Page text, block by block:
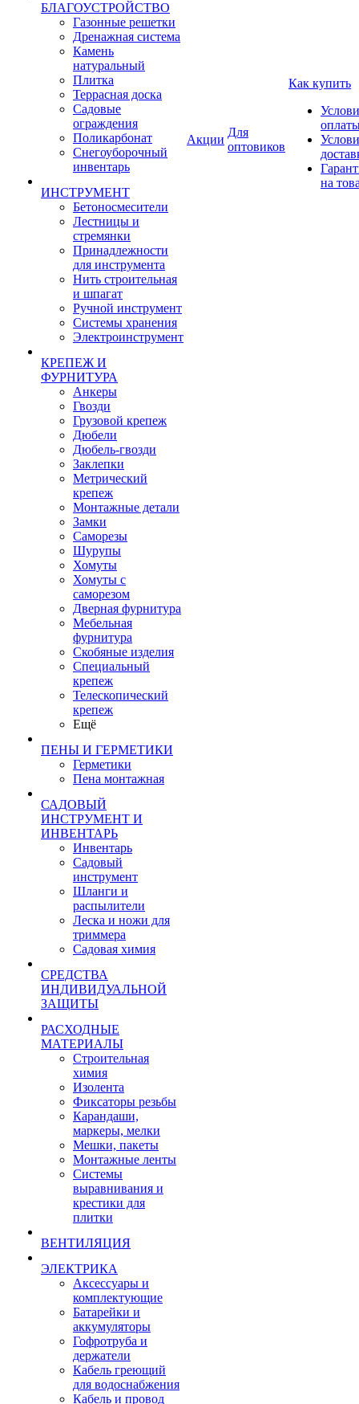
БЛАГОУСТРОЙСТВО
Газонные решетки
Дренажная система
Камень
натуральный
Плитка
Террасная доска
Садовые
ограждения
Поликарбонат
Снегоуборочный
инвентарь
ИНСТРУМЕНТ
Бетоносмесители
Лестницы и
стремянки
Принадлежности
для инструмента
Нить строительная
и шпагат
Ручной инструмент
Системы хранения
Электроинструмент
КРЕПЕЖ И
ФУРНИТУРА
Анкеры
Гвозди
Грузовой крепеж
Дюбели
Дюбель-гвозди
Заклепки
Метрический
крепеж
Монтажные детали
Замки
Саморезы
Шурупы
Хомуты
Хомуты с
саморезом
Дверная фурнитура
Мебельная
фурнитура
Скобяные изделия
Специальный
крепеж
Телескопический
крепеж
Ещё
ПЕНЫ И ГЕРМЕТИКИ
Герметики
Пена монтажная
САДОВЫЙ
ИНСТРУМЕНТ И
ИНВЕНТАРЬ
Инвентарь
Садовый
инструмент
Шланги и
распылители
Леска и ножи для
триммера
Садовая химия
СРЕДСТВА
ИНДИВИДУАЛЬНОЙ
ЗАЩИТЫ
РАСХОДНЫЕ
МАТЕРИАЛЫ
Строительная
химия
Изолента
Фиксаторы резьбы
Карандаши,
маркеры, мелки
Мешки, пакеты
Монтажные ленты
Системы
выравнивания и
крестики для
плитки
ВЕНТИЛЯЦИЯ
ЭЛЕКТРИКА
Аксессуары и
комплектующие
Батарейки и
аккумуляторы
Гофротруба и
держатели
Кабель греющий
для водоснабжения
Кабель и провод
Акции
Для
оптовиков
Как купить
на